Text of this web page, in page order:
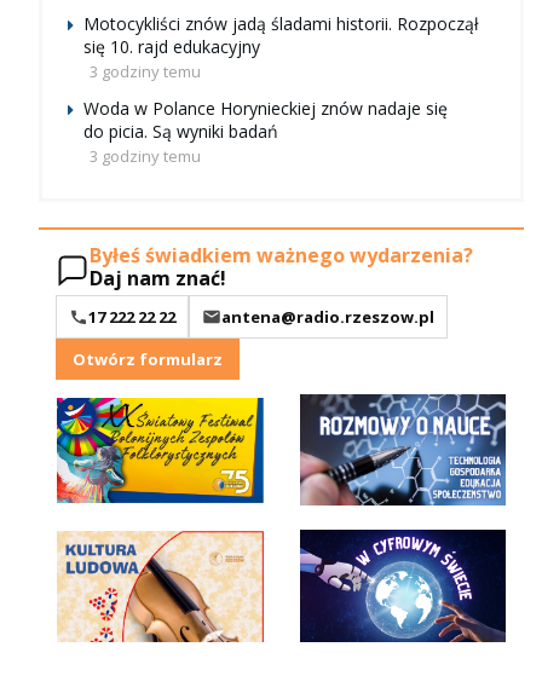
Motocykliści znów jadą śladami historii. Rozpoczął
się 10. rajd edukacyjny
3 godziny temu
Woda w Polance Horynieckiej znów nadaje się
do picia. Są wyniki badań
3 godziny temu
Byłeś świadkiem ważnego wydarzenia?
Daj nam znać!
17 222 22 22
antena@radio.rzeszow.pl
Otwórz formularz